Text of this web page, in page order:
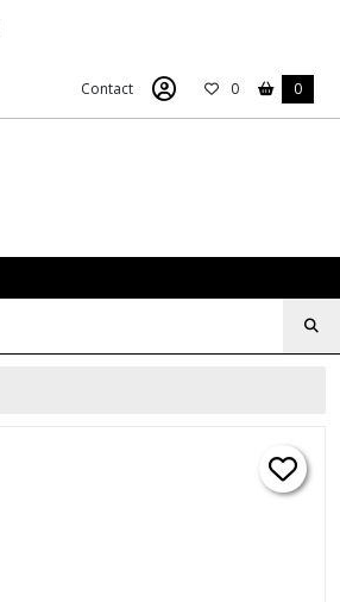
Contact 0 0